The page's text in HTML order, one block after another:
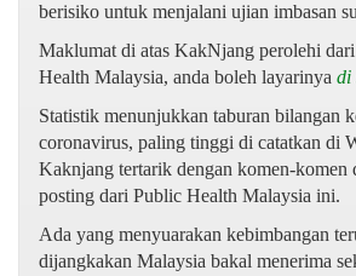
berisiko untuk menjalani ujian imbasan
Maklumat di atas KakNjang perolehi
Health Malaysia, anda boleh layarinya di
Statistik menunjukkan taburan bilangan
coronavirus, paling tinggi di catatkan di
Kaknjang tertarik dengan komen-komen
posting dari Public Health Malaysia ini.
Ada yang menyuarakan kebimbangan
dijangkakan Malaysia bakal menerima